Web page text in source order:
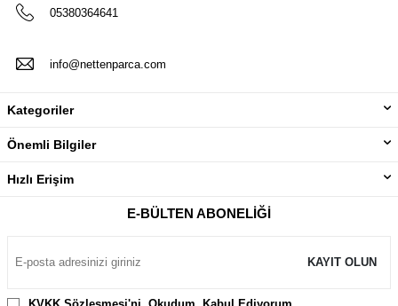
05380364641
info@nettenparca.com
Kategoriler
Önemli Bilgiler
Hızlı Erişim
E-BÜLTEN ABONELIĞI
KAYIT OLUN